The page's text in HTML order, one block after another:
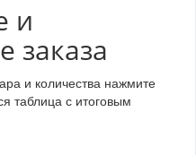
и
заказа
и количества нажмите
таблица с итоговым